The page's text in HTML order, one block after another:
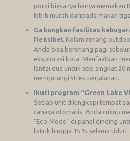
porsi biasanya hanya memakan
lebih murah daripada makan
Gabungkan fasilitas
fleksibel. Kolam renang
Anda bisa berenang pagi
eksplorasi kota. Manfaatkan
lantai dua untuk sesi singkat
mengurangi stres perjalanan.
Ikuti program “Green Lake
Setiap unit dilengkapi tempat
cahaya otomatis. Anda cukup
“Eco‑Mode” di panel dinding
listrik hingga 15 % selama tidur.